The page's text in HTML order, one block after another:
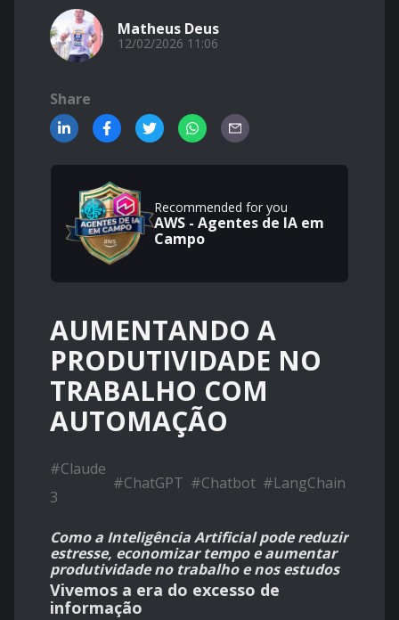
Matheus Deus
12/02/2026 11:06
Share
Recommended for you
AWS - Agentes de IA em
Campo
AUMENTANDO A
PRODUTIVIDADE NO
TRABALHO COM
AUTOMAÇÃO
#Claude
3
#ChatGPT #Chatbot #LangChain
Como a Inteligência Artificial pode reduzir
estresse, economizar tempo e aumentar
produtividade no trabalho e nos estudos
Vivemos a era do excesso de
informação